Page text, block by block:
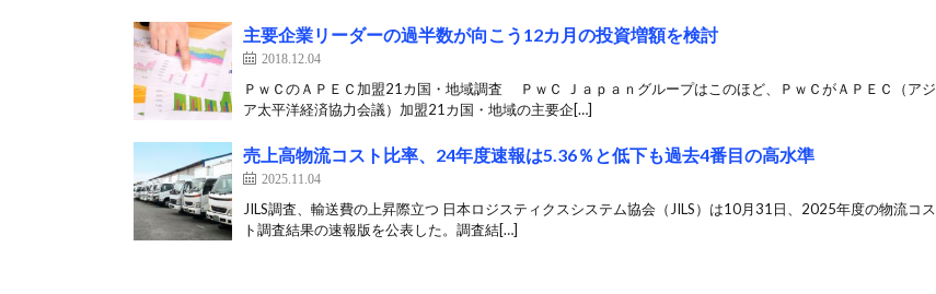
主要企業リーダーの過半数が向こう12カ月の投資増額を検討
2018.12.04
ＰｗＣのＡＰＥＣ加盟21カ国・地域調査 ＰｗＣ Ｊａｐａｎグループはこのほど、ＰｗＣがＡＰＥＣ（アジ
ア太平洋経済協力会議）加盟21カ国・地域の主要企[…]
売上高物流コスト比率、24年度速報は5.36％と低下も過去4番目の高水準
2025.11.04
JILS調査、輸送費の上昇際立つ 日本ロジスティクスシステム協会（JILS）は10月31日、2025年度の物流コス
ト調査結果の速報版を公表した。調査結[…]